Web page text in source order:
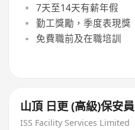
7天至14天有薪年假
勤工獎勵，季度表現獎
免費職前及在職培訓
山頂 日更 (高級)保安員
ISS Facility Services Limited